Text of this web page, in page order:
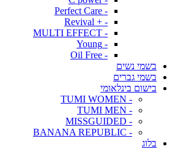
- Perfect Care
- + Revival
- MULTI EFFECT
- Young
- Oil Free
בשמי נשים
בשמי גברים
בישום בינלאומי
- TUMI WOMEN
- TUMI MEN
- MISSGUIDED
- BANANA REPUBLIC
בלוג